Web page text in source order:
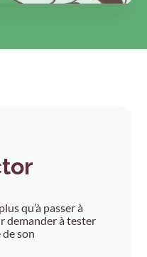
qu’à passer à
demander à tester
son